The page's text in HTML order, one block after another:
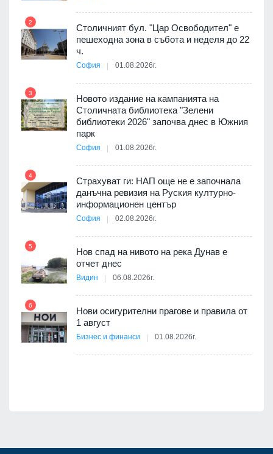
2
Столичният бул. "Цар Освободител" е
пешеходна зона в събота и неделя до 22
ч.
София 01.08.2026г.
3
Новото издание на кампанията на
Столичната библиотека "Зелени
библиотеки 2026" започва днес в Южния
парк
София 01.08.2026г.
4
Страхуват ги: НАП още не е започнала
данъчна ревизия на Руския културно-
информационен център
София 02.08.2026г.
5
Нов спад на нивото на река Дунав е
отчет днес
Видин 06.08.2026г.
6
Нови осигурителни прагове и правила от
1 август
Бизнес и финанси 01.08.2026г.